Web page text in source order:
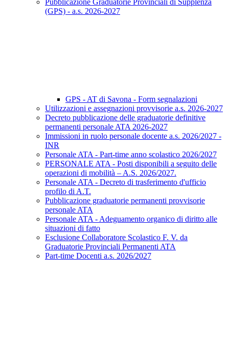
Pubblicazione Graduatorie Provinciali di Supplenza
(GPS) - a.s. 2026-2027
GPS - AT di Savona - Form segnalazioni
Utilizzazioni e assegnazioni provvisorie a.s. 2026-2027
Decreto pubblicazione delle graduatorie definitive
permanenti personale ATA 2026-2027
Immissioni in ruolo personale docente a.s. 2026/2027 -
INR
Personale ATA - Part-time anno scolastico 2026/2027
PERSONALE ATA - Posti disponibili a seguito delle
operazioni di mobilità – A.S. 2026/2027.
Personale ATA - Decreto di trasferimento d'ufficio
profilo di A.T.
Pubblicazione graduatorie permanenti provvisorie
personale ATA
Personale ATA - Adeguamento organico di diritto alle
situazioni di fatto
Esclusione Collaboratore Scolastico F. V. da
Graduatorie Provinciali Permanenti ATA
Part-time Docenti a.s. 2026/2027